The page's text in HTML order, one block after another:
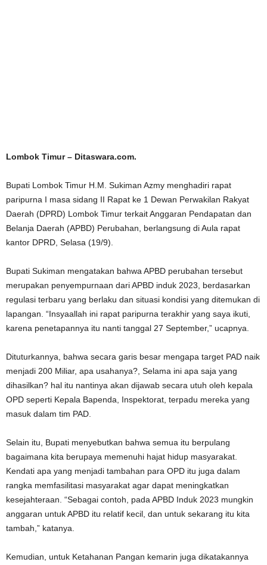
Lombok Timur – Ditaswara.com.
Bupati Lombok Timur H.M. Sukiman Azmy menghadiri rapat
paripurna I masa sidang II Rapat ke 1 Dewan Perwakilan Rakyat
Daerah (DPRD) Lombok Timur terkait Anggaran Pendapatan dan
Belanja Daerah (APBD) Perubahan, berlangsung di Aula rapat
kantor DPRD, Selasa (19/9).
Bupati Sukiman mengatakan bahwa APBD perubahan tersebut
merupakan penyempurnaan dari APBD induk 2023, berdasarkan
regulasi terbaru yang berlaku dan situasi kondisi yang ditemukan di
lapangan. “Insyaallah ini rapat paripurna terakhir yang saya ikuti,
karena penetapannya itu nanti tanggal 27 September,” ucapnya.
Dituturkannya, bahwa secara garis besar mengapa target PAD naik
menjadi 200 Miliar, apa usahanya?, Selama ini apa saja yang
dihasilkan? hal itu nantinya akan dijawab secara utuh oleh kepala
OPD seperti Kepala Bapenda, Inspektorat, terpadu mereka yang
masuk dalam tim PAD.
Selain itu, Bupati menyebutkan bahwa semua itu berpulang
bagaimana kita berupaya memenuhi hajat hidup masyarakat.
Kendati apa yang menjadi tambahan para OPD itu juga dalam
rangka memfasilitasi masyarakat agar dapat meningkatkan
kesejahteraan. “Sebagai contoh, pada APBD Induk 2023 mungkin
anggaran untuk APBD itu relatif kecil, dan untuk sekarang itu kita
tambah,” katanya.
Kemudian, untuk Ketahanan Pangan kemarin juga dikatakannya